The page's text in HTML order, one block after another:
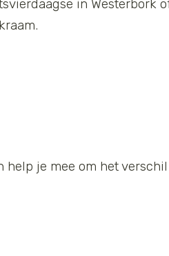
in Westerbork
help je mee om het